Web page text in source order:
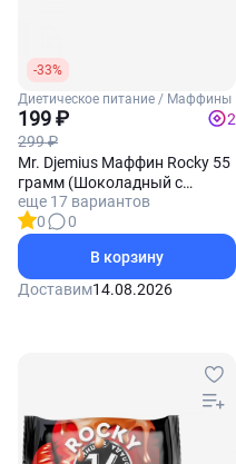
-33%
Диетическое питание / Маффины
199 ₽
299 ₽
2
Mr. Djemius Маффин Rocky 55
грамм (Шоколадный с
начинкой Белый шоколад)
еще 17 вариантов
0
0
В корзину
Доставим14.08.2026